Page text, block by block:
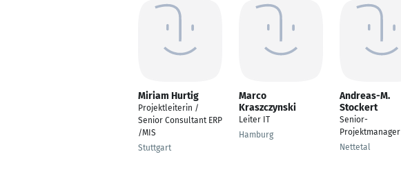
Miriam Hurtig
Projektleiterin /
Senior Consultant ERP
/MIS
Stuttgart
Marco
Kraszczynski
Leiter IT
Hamburg
Andreas-M.
Stockert
Senior-
Projektmanager
Nettetal